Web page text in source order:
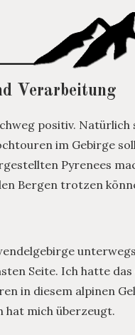
Verarbeitung
positiv. Natürlich
im Gebirge
Pyrenees
Bergen trotzen
Seite. Ich hatte das
in diesem alpinen
hat mich überzeugt.